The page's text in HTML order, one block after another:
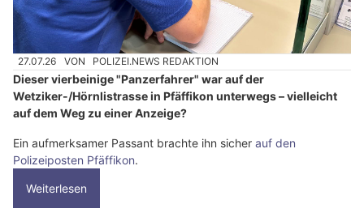
27.07.26 VON POLIZEI.NEWS REDAKTION
Dieser vierbeinige "Panzerfahrer" war auf der
Wetziker-/Hörnlistrasse in Pfäffikon unterwegs – vielleicht
auf dem Weg zu einer Anzeige?
Ein aufmerksamer Passant brachte ihn sicher auf den
Polizeiposten Pfäffikon.
Weiterlesen